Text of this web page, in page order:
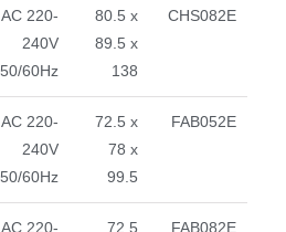
CHS082E
80.5 x
89.5 x
138
AC 220-
240V
50/60Hz
FAB052E
72.5 x
78 x
99.5
AC 220-
240V
50/60Hz
FAB082E
72.5
AC 220-